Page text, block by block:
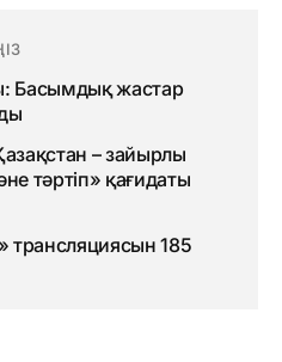
Басымдық жастар
– зайырлы
тәртіп» қағидаты
185